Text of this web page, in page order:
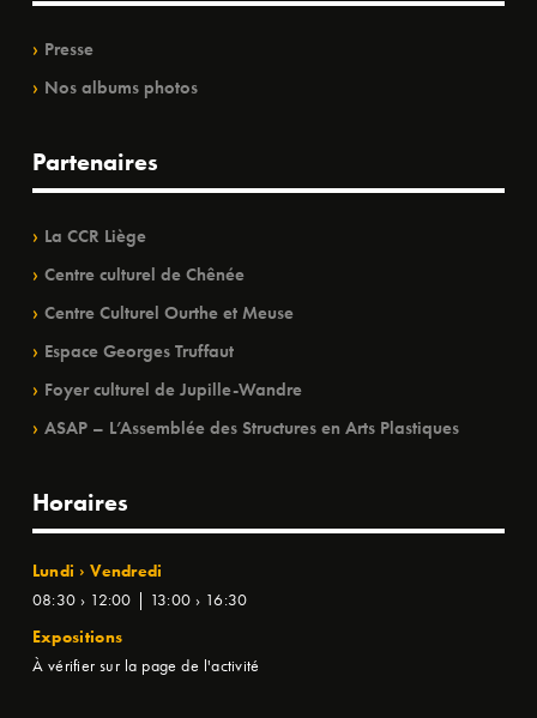
Presse
Nos albums photos
Partenaires
La CCR Liège
Centre culturel de Chênée
Centre Culturel Ourthe et Meuse
Espace Georges Truffaut
Foyer culturel de Jupille-Wandre
ASAP – L’Assemblée des Structures en Arts Plastiques
Horaires
Lundi › Vendredi
08:30 › 12:00 | 13:00 › 16:30
Expositions
À vérifier sur la page de l'activité